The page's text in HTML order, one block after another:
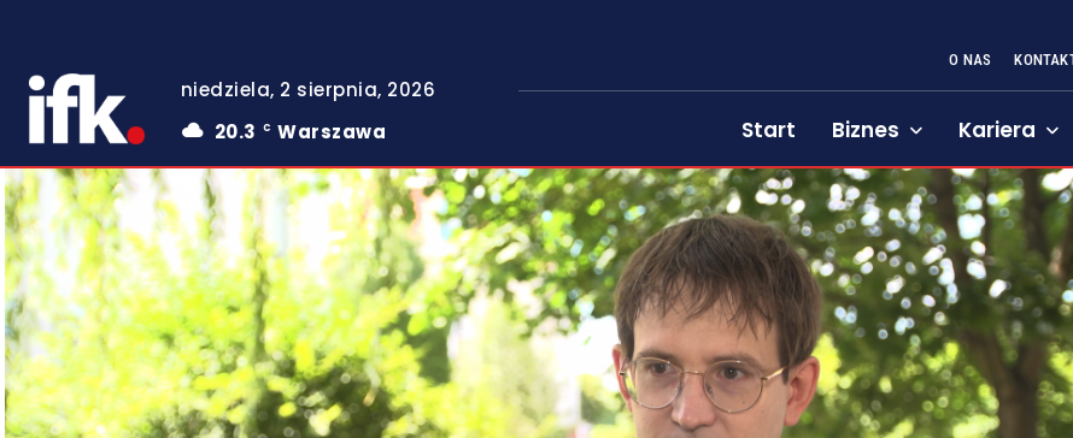
niedziela, 2 sierpnia, 2026
20.3
C Warszawa
O NAS
Start Biznes Kariera